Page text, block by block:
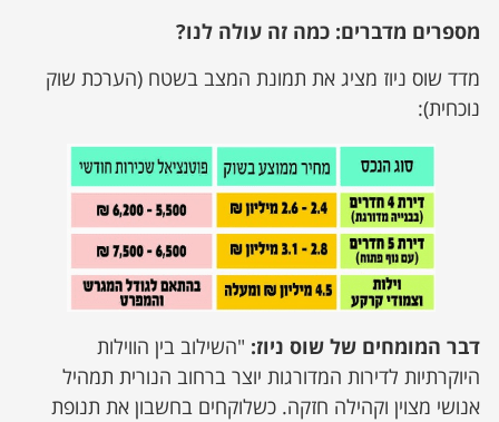
מספרים מדברים: כמה זה עולה לנו?
מדד שוס ניוז מציג את תמונת המצב בשטח (הערכת שוק
נוכחית):
דבר המומחים של שוס ניוז: "השילוב בין הווילות
היוקרתיות לדירות המדורגות יוצר ברחוב הנורית תמהיל
אנושי מצוין וקהילה חזקה. כשלוקחים בחשבון את תנופת